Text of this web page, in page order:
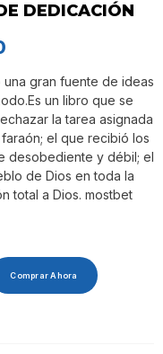
DEDICACIÓN
gran fuente de ideas
un libro que se
la tarea asignada
el que recibió los
desobediente y débil; el
de Dios en toda la
total a Dios. mostbet
Comprar Ahora